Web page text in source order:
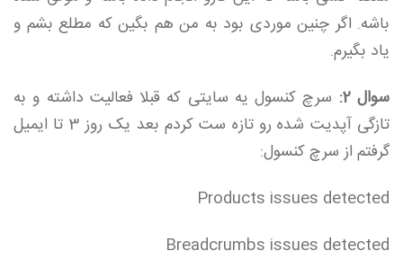
باشه. اگر چنین موردی بود به من هم بگین که مطلع بشم و
یاد بگیرم.
سوال 2:
سرچ کنسول یه سایتی که قبلا فعالیت داشته و به
تازگی آپدیت شده رو تازه ست کردم بعد یک روز 3 تا ایمیل
گرفتم از سرچ کنسول:
Products issues detected
Breadcrumbs issues detected